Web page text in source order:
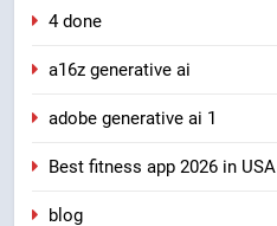
4 done
a16z generative ai
adobe generative ai 1
Best fitness app 2026 in USA
blog